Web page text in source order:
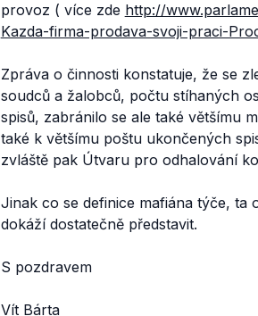
provoz ( více zde http://
Kazda-firma-prodava-svoji-praci-
Zpráva o činnosti konstatuje, že se
soudců a žalobců, počtu stíhaných
spisů, zabránilo se ale také většímu
také k většímu poštu ukončených
zvláště pak Útvaru pro odhalování
Jinak co se definice mafiána týče, ta
dokáží dostatečně představit.
S pozdravem
Vít Bárta